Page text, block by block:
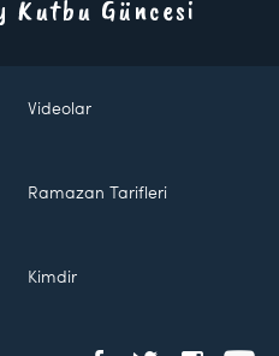
Kutbu Güncesi
Videolar
Ramazan Tarifleri
Kimdir